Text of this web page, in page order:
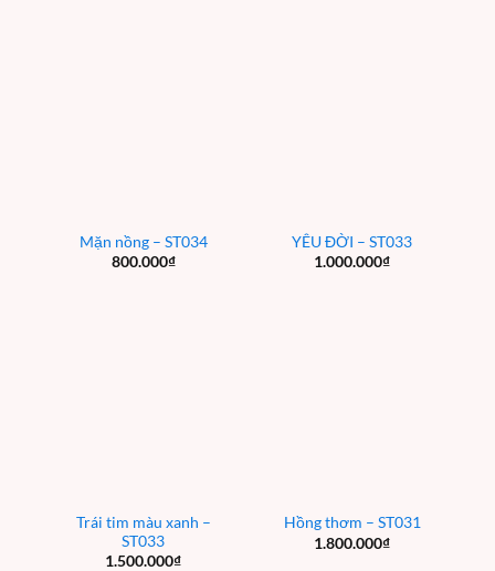
Mặn nồng – ST034
800.000₫
YÊU ĐỜI – ST033
1.000.000₫
Trái tim màu xanh –
ST033
1.500.000₫
Hồng thơm – ST031
1.800.000₫